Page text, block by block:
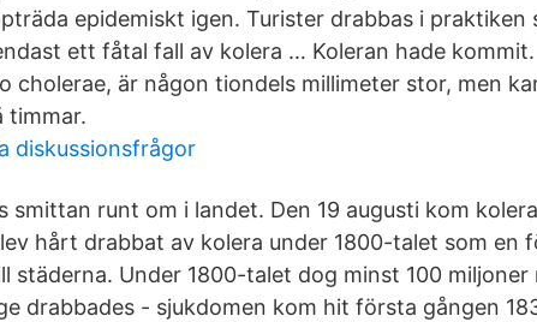
epidemiskt igen. Turister drabbas i praktiken
ett fåtal fall av kolera … Koleran hade kommit.
cholerae, är någon tiondels millimeter stor, men
timmar.
diskussionsfrågor
smittan runt om i landet. Den 19 augusti kom
hårt drabbat av kolera under 1800-talet som en
städerna. Under 1800-talet dog minst 100 miljoner
drabbades - sjukdomen kom hit första gången